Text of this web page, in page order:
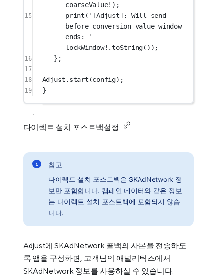
coarseValue! );
15
print ( '[Adjust]: Will send
before conversion value window
ends: '
lockWindow! .toString());
16
};
17
18
Adjust . start (config);
19
}
다이렉트 설치 포스트백설정
참고
다이렉트 설치 포스트백은 SKAdNetwork 정
보만 포함합니다. 캠페인 데이터와 같은 정보
는 다이렉트 설치 포스트백에 포함되지 않습
니다.
Adjust에 SKAdNetwork 콜백의 사본을 전송하도
록 앱을 구성하면, 고객님의 애널리틱스에서
SKAdNetwork 정보를 사용하실 수 있습니다.